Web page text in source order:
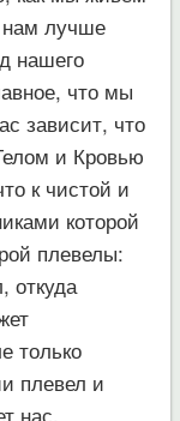
нам лучше
нашего
что мы
зависит, что
и Кровью
к чистой и
которой
плевелы:
откуда
только
плевел и
нас,